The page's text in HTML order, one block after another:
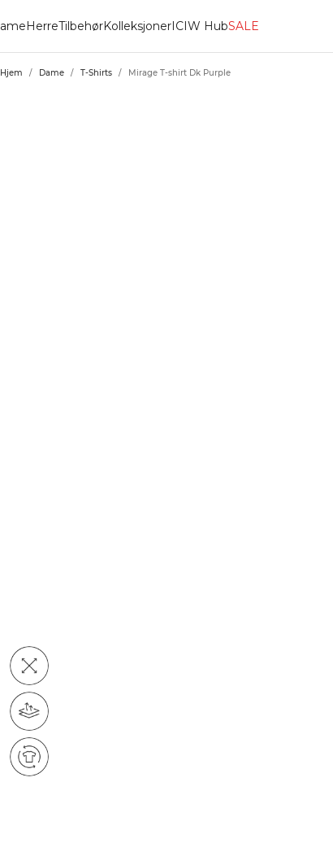
HerreTilbehørKolleksjonerICIW HubSALE
Hjem / Dame / T-Shirts / Mirage T-shirt Dk Purple